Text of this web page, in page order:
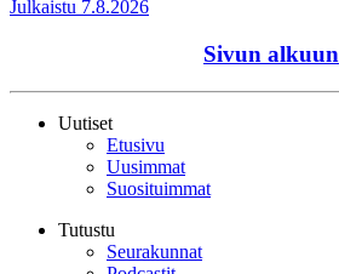
Julkaistu 7.8.2026
Sivun alkuun
Uutiset
Etusivu
Uusimmat
Suosituimmat
Tutustu
Seurakunnat